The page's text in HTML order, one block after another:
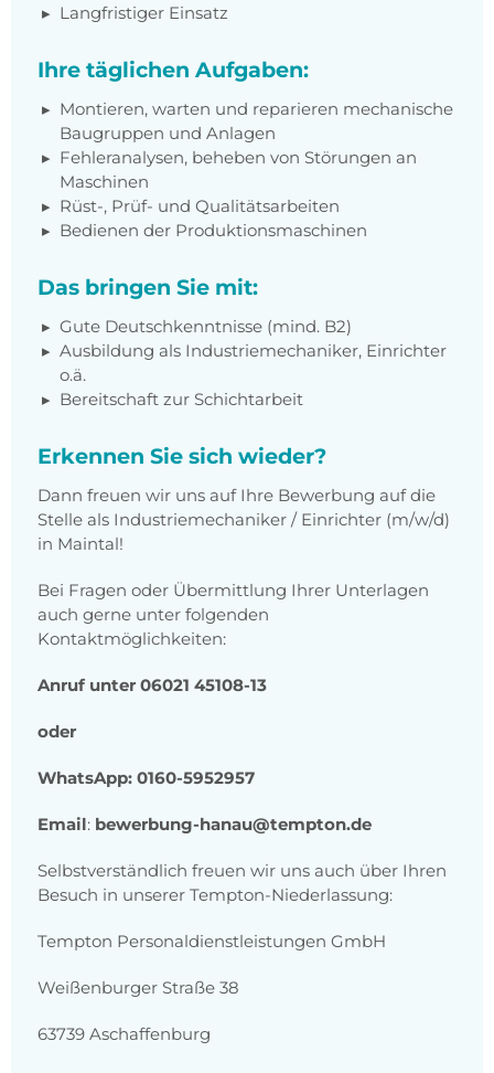
Langfristiger Einsatz
Ihre täglichen Aufgaben:
Montieren, warten und reparieren mechanische
Baugruppen und Anlagen
Fehleranalysen, beheben von Störungen an
Maschinen
Rüst-, Prüf- und Qualitätsarbeiten
Bedienen der Produktionsmaschinen
Das bringen Sie mit:
Gute Deutschkenntnisse (mind. B2)
Ausbildung als Industriemechaniker, Einrichter
o.ä.
Bereitschaft zur Schichtarbeit
Erkennen Sie sich wieder?
Dann freuen wir uns auf Ihre Bewerbung auf die
Stelle als Industriemechaniker / Einrichter (m/w/d)
in Maintal!
Bei Fragen oder Übermittlung Ihrer Unterlagen
auch gerne unter folgenden
Kontaktmöglichkeiten:
Anruf unter 06021 45108-13
oder
WhatsApp: 0160-5952957
Email: bewerbung-hanau@tempton.de
Selbstverständlich freuen wir uns auch über Ihren
Besuch in unserer Tempton-Niederlassung:
Tempton Personaldienstleistungen GmbH
Weißenburger Straße 38
63739 Aschaffenburg